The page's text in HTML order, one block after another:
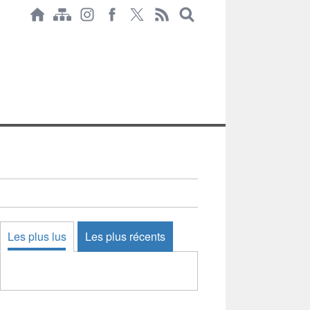
Les plus lus Les plus récents